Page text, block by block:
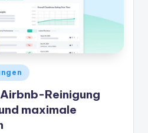
Reinigung
maximale